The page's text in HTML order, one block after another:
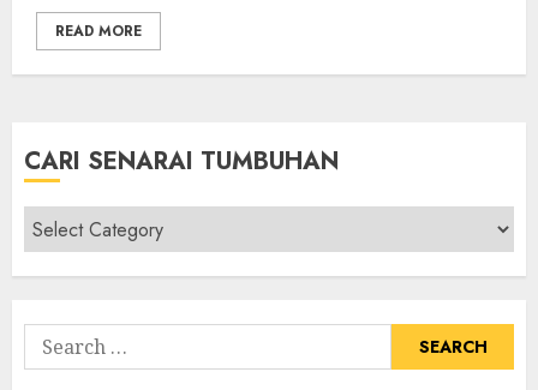
READ MORE
CARI SENARAI TUMBUHAN
Cari
Senarai
Tumbuhan
Search
for: